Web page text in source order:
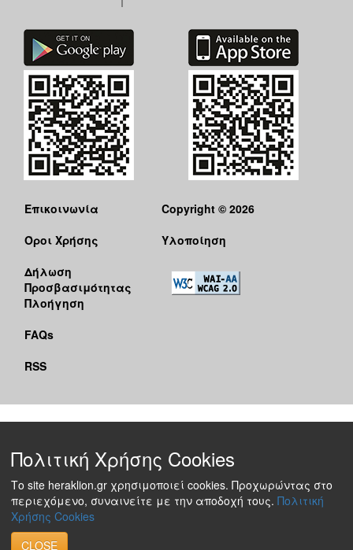
Επικοινωνία
Όροι Χρήσης
Δήλωση
Προσβασιμότητας
Πλοήγηση
FAQs
RSS
Copyright © 2026
Υλοποίηση
Πολιτική Χρήσης Cookies
Το site heraklion.gr χρησιμοποιεί cookies. Προχωρώντας στο
περιεχόμενο, συναινείτε με την αποδοχή τους. Πολιτική
Χρήσης Cookies
CLOSE